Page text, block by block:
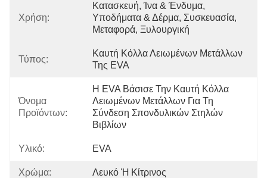
Χρήση:
Κατασκευή, Ίνα & Ένδυμα,
Υποδήματα & Δέρμα, Συσκευασία,
Μεταφορά, Ξυλουργική
Τύπος:
Καυτή Κόλλα Λειωμένων Μετάλλων
Της EVA
Όνομα
Προϊόντων:
Η EVA Βάσισε Την Καυτή Κόλλα
Λειωμένων Μετάλλων Για Τη
Σύνδεση Σπονδυλικών Στηλών
Βιβλίων
Υλικό: EVA
Χρώμα: Λευκό Ή Κίτρινος